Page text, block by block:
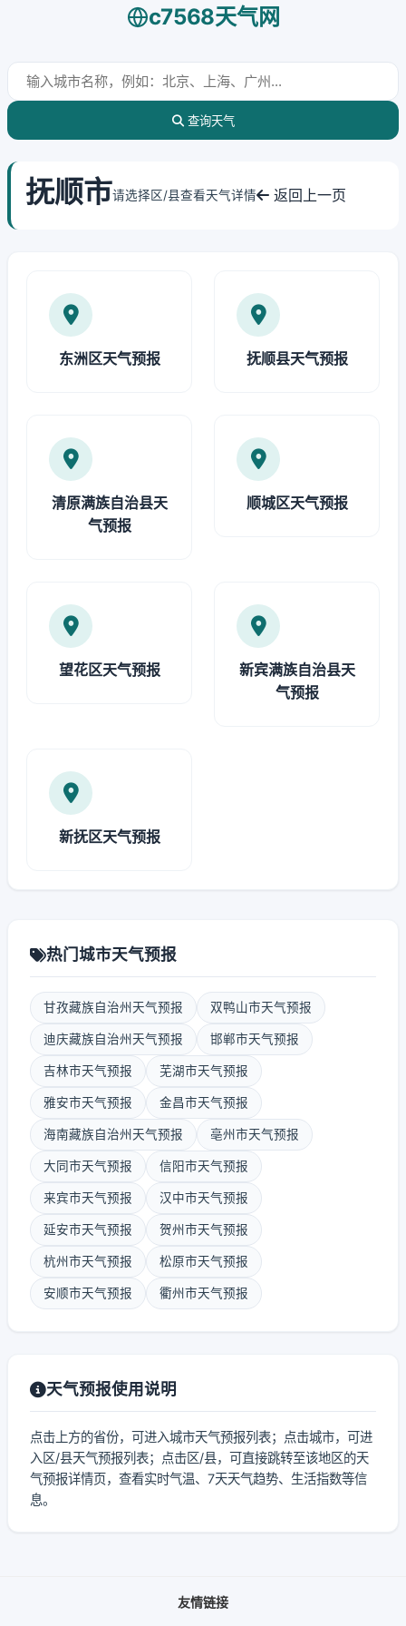
c7568天气网
查询天气
抚顺市请选择区/县查看天气详情 返回上一页
东洲区天气预报 抚顺县天气预报
清原满族自治县天
气预报
顺城区天气预报
望花区天气预报
新宾满族自治县天
气预报
新抚区天气预报
热门城市天气预报
甘孜藏族自治州天气预报 双鸭山市天气预报
迪庆藏族自治州天气预报 邯郸市天气预报
吉林市天气预报 芜湖市天气预报
雅安市天气预报 金昌市天气预报
海南藏族自治州天气预报 亳州市天气预报
大同市天气预报 信阳市天气预报
来宾市天气预报 汉中市天气预报
延安市天气预报 贺州市天气预报
杭州市天气预报 松原市天气预报
安顺市天气预报 衢州市天气预报
天气预报使用说明
点击上方的省份，可进入城市天气预报列表；点击城市，可进
入区/县天气预报列表；点击区/县，可直接跳转至该地区的天
气预报详情页，查看实时气温、7天天气趋势、生活指数等信
息。
友情链接